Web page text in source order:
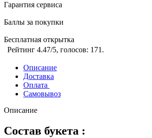
Гарантия сервиса
Баллы за покупки
Бесплатная открытка
Рейтинг 4.47/5, голосов: 171 .
Описание
Доставка
Оплата
Самовывоз
Описание
Состав букета :